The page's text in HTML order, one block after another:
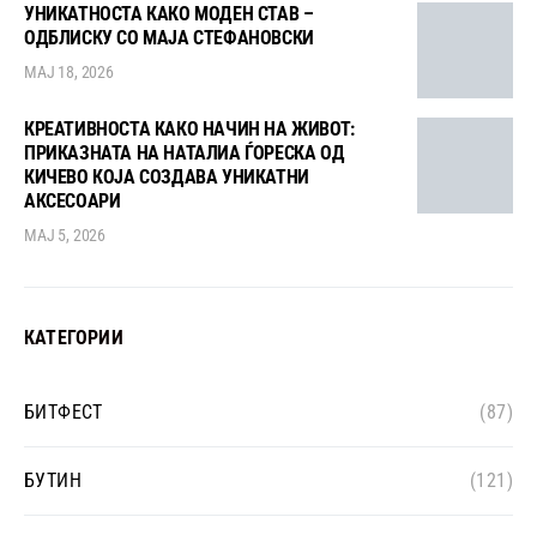
УНИКАТНОСТА КАКО МОДЕН СТАВ –
ОДБЛИСКУ СО МАЈА СТЕФАНОВСКИ
МАЈ 18, 2026
КРЕАТИВНОСТА КАКО НАЧИН НА ЖИВОТ:
ПРИКАЗНАТА НА НАТАЛИА ЃОРЕСКА ОД
КИЧЕВО КОЈА СОЗДАВА УНИКАТНИ
АКСЕСОАРИ
МАЈ 5, 2026
КАТЕГОРИИ
БИТФЕСТ (87)
БУТИН (121)